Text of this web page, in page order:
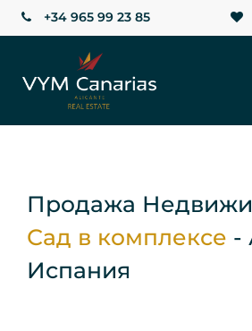
+34 965 99 23 85
Продажа
Сад в комплексе -
Испания